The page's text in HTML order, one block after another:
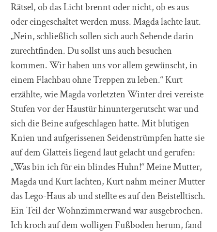
Rätsel, ob das Licht brennt oder nicht, ob es aus-
oder eingeschaltet werden muss. Magda lachte laut.
„Nein, schließlich sollen sich auch Sehende darin
zurechtfinden. Du sollst uns auch besuchen
kommen. Wir haben uns vor allem gewünscht, in
einem Flachbau ohne Treppen zu leben.“ Kurt
erzählte, wie Magda vorletzten Winter drei vereiste
Stufen vor der Haustür hinuntergerutscht war und
sich die Beine aufgeschlagen hatte. Mit blutigen
Knien und aufgerissenen Seidenstrümpfen hatte sie
auf dem Glatteis liegend laut gelacht und gerufen:
„Was bin ich für ein blindes Huhn!“ Meine Mutter,
Magda und Kurt lachten, Kurt nahm meiner Mutter
das Lego-Haus ab und stellte es auf den Beistelltisch.
Ein Teil der Wohnzimmerwand war ausgebrochen.
Ich kroch auf dem wolligen Fußboden herum, fand